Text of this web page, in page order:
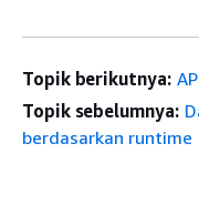
Topik berikutnya:
Topik sebelumnya:
berdasarkan runtime